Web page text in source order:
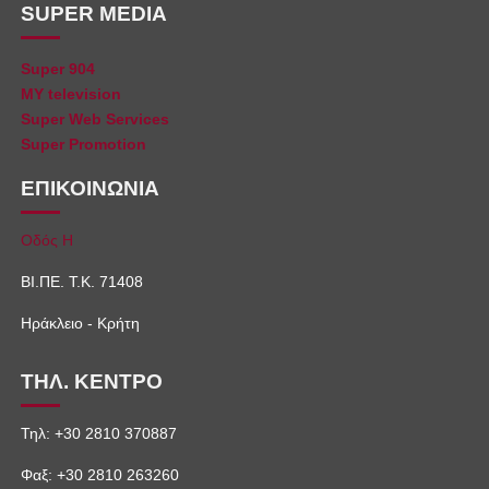
SUPER MEDIA
Super 904
MY television
Super Web Services
Super Promotion
ΕΠΙΚΟΙΝΩΝΙΑ
Οδός Η
ΒΙ.ΠΕ. Τ.Κ. 71408
Ηράκλειο - Κρήτη
ΤΗΛ. ΚΕΝΤΡΟ
Τηλ: +30 2810 370887
Φαξ: +30 2810 263260